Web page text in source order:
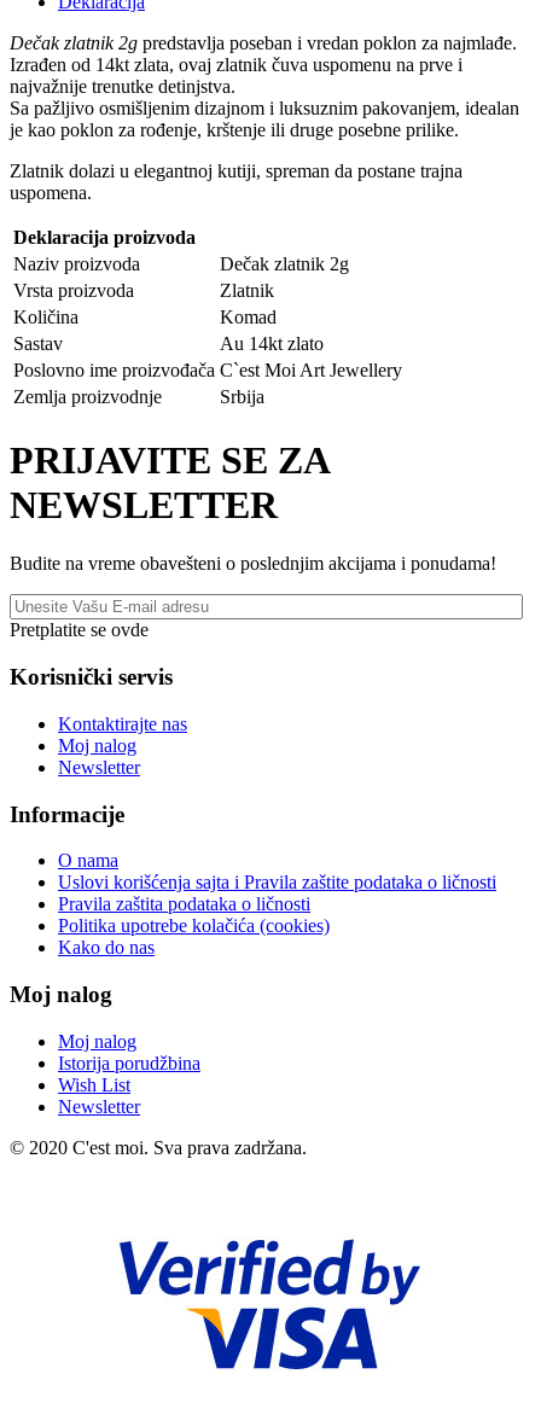
Dečak zlatnik 2g predstavlja poseban i vredan poklon za najmlađe.
Izrađen od 14kt zlata, ovaj zlatnik čuva uspomenu na prve i
najvažnije trenutke detinjstva.
Sa pažljivo osmišljenim dizajnom i luksuznim pakovanjem, idealan
je kao poklon za rođenje, krštenje ili druge posebne prilike.
Zlatnik dolazi u elegantnoj kutiji, spreman da postane trajna
uspomena.
Deklaracija proizvoda
Naziv proizvoda
Dečak zlatnik 2g
Vrsta proizvoda
Zlatnik
Količina
Komad
Sastav
Au 14kt zlato
Poslovno ime proizvođača C`est Moi Art Jewellery
Zemlja proizvodnje
Srbija
PRIJAVITE SE ZA
NEWSLETTER
Budite na vreme obavešteni o poslednjim akcijama i ponudama!
Pretplatite se ovde
Korisnički servis
Kontaktirajte nas
Moj nalog
Newsletter
Informacije
O nama
Uslovi korišćenja sajta i Pravila zaštite podataka o ličnosti
Pravila zaštita podataka o ličnosti
Politika upotrebe kolačića (cookies)
Kako do nas
Moj nalog
Moj nalog
Istorija porudžbina
Wish List
Newsletter
© 2020 C'est moi. Sva prava zadržana.